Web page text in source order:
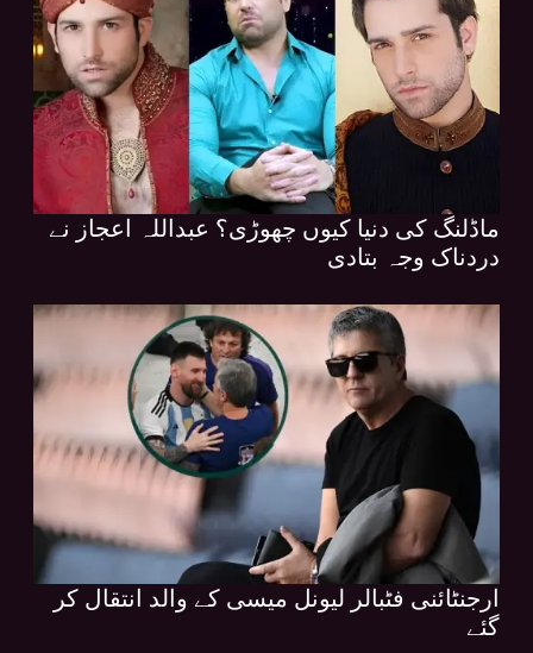
ماڈلنگ کی دنیا کیوں چھوڑی؟ عبداللہ اعجاز نے
دردناک وجہ بتادی
ارجنٹائنی فٹبالر لیونل میسی کے والد انتقال کر
گئے